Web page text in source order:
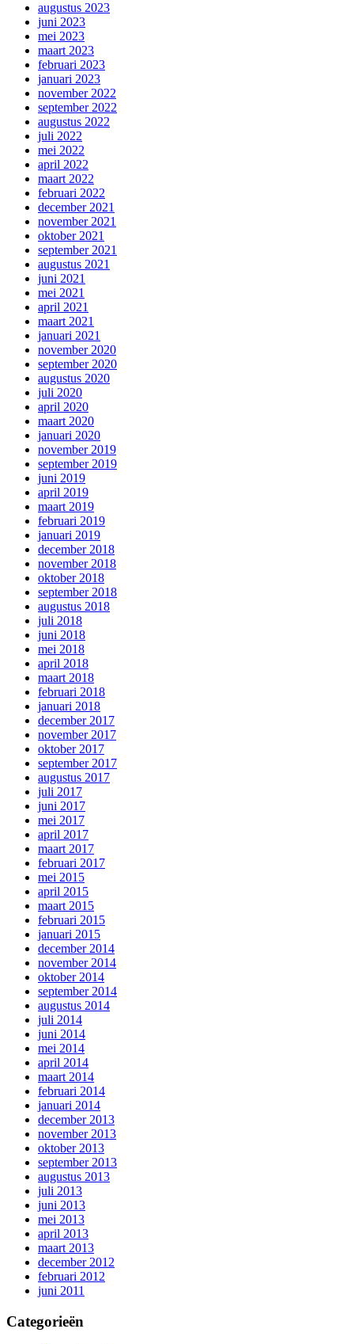
augustus 2023
juni 2023
mei 2023
maart 2023
februari 2023
januari 2023
november 2022
september 2022
augustus 2022
juli 2022
mei 2022
april 2022
maart 2022
februari 2022
december 2021
november 2021
oktober 2021
september 2021
augustus 2021
juni 2021
mei 2021
april 2021
maart 2021
januari 2021
november 2020
september 2020
augustus 2020
juli 2020
april 2020
maart 2020
januari 2020
november 2019
september 2019
juni 2019
april 2019
maart 2019
februari 2019
januari 2019
december 2018
november 2018
oktober 2018
september 2018
augustus 2018
juli 2018
juni 2018
mei 2018
april 2018
maart 2018
februari 2018
januari 2018
december 2017
november 2017
oktober 2017
september 2017
augustus 2017
juli 2017
juni 2017
mei 2017
april 2017
maart 2017
februari 2017
mei 2015
april 2015
maart 2015
februari 2015
januari 2015
december 2014
november 2014
oktober 2014
september 2014
augustus 2014
juli 2014
juni 2014
mei 2014
april 2014
maart 2014
februari 2014
januari 2014
december 2013
november 2013
oktober 2013
september 2013
augustus 2013
juli 2013
juni 2013
mei 2013
april 2013
maart 2013
december 2012
februari 2012
juni 2011
Categorieën